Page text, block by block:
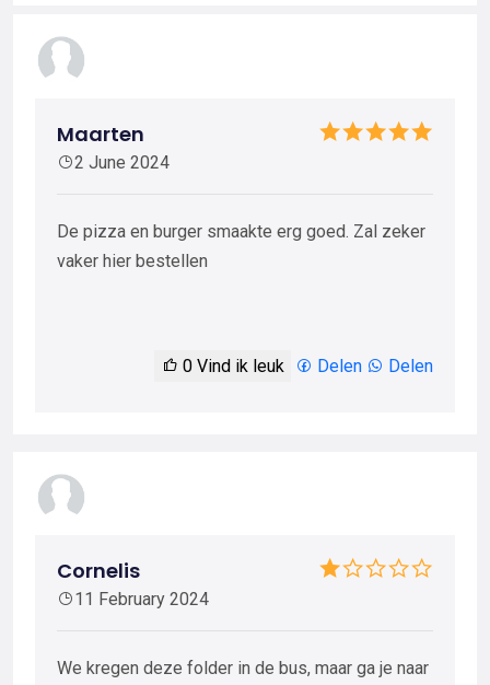
Maarten
2 June 2024
De pizza en burger smaakte erg goed. Zal zeker
vaker hier bestellen
0 Vind ik leuk Delen Delen
Cornelis
11 February 2024
We kregen deze folder in de bus, maar ga je naar